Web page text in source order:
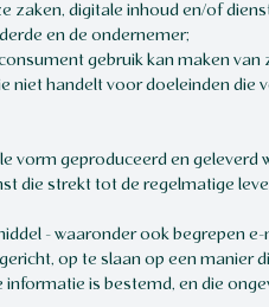
zaken, digitale inhoud en/of
en de ondernemer;
gebruik kan maken van
niet handelt voor doeleinden die
vorm geproduceerd en geleverd
die strekt tot de regelmatige
- waaronder ook begrepen
op te slaan op een manier
is bestemd, en die